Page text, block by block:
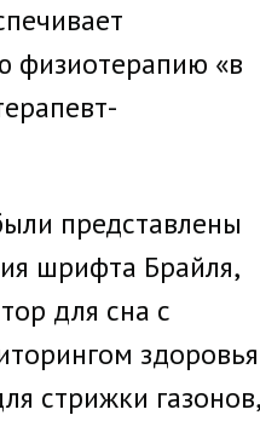
физиотерапию «в
представлены
шрифта Брайля,
для сна с
стрижки газонов,